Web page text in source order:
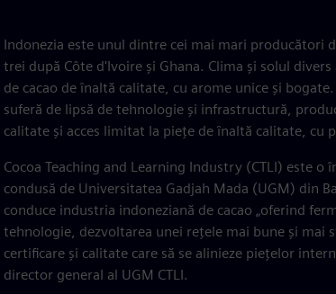
Indonezia este unul dintre cei mai mari producători
trei după Côte d'Ivoire și Ghana. Clima și solul
de cacao de înaltă calitate, cu arome unice și
suferă de lipsă de tehnologie și infrastructură,
calitate și acces limitat la piețe de înaltă calitate, cu
Cocoa Teaching and Learning Industry (CTLI) este
condusă de Universitatea Gadjah Mada (UGM) din
conduce industria indoneziană de cacao „oferind
tehnologie, dezvoltarea unei rețele mai bune și mai
certificare și calitate care să se alinieze piețelor
director general al UGM CTLI.